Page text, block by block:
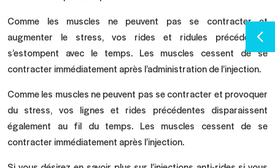
Comme les muscles ne peuvent pas se contracter et
augmenter le stress, vos rides et ridules précédentes
s’estompent avec le temps. Les muscles cessent de se
contracter immédiatement après l’administration de l’injection.
Comme les muscles ne peuvent pas se contracter et provoquer
du stress, vos lignes et rides précédentes disparaissent
également au fil du temps. Les muscles cessent de se
contracter immédiatement après l’injection.